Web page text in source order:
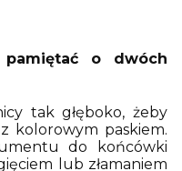
pamiętać o dwóch
tak głęboko, żeby
kolorowym paskiem.
do końcówki
lub złamaniem